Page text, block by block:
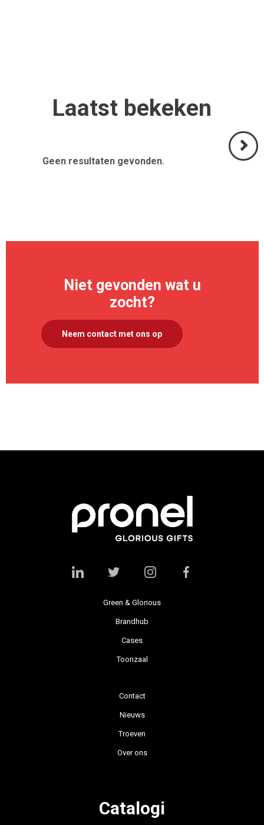
Laatst bekeken
Geen resultaten gevonden.
Niet gevonden wat u
zocht?
Neem contact met ons op
Green & Glorious
Brandhub
Cases
Toonzaal
Contact
Nieuws
Troeven
Over ons
Catalogi